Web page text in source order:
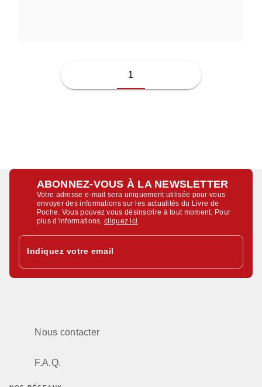
1
ABONNEZ-VOUS À LA NEWSLETTER
Votre adresse e-mail sera uniquement utilisée pour vous
envoyer des informations sur les actualités du Livre de
Poche. Vous pouvez vous désinscrire à tout moment. Pour
plus d’informations,cliquez ici
Indiquez votre email
Nous contacter
F.A.Q.